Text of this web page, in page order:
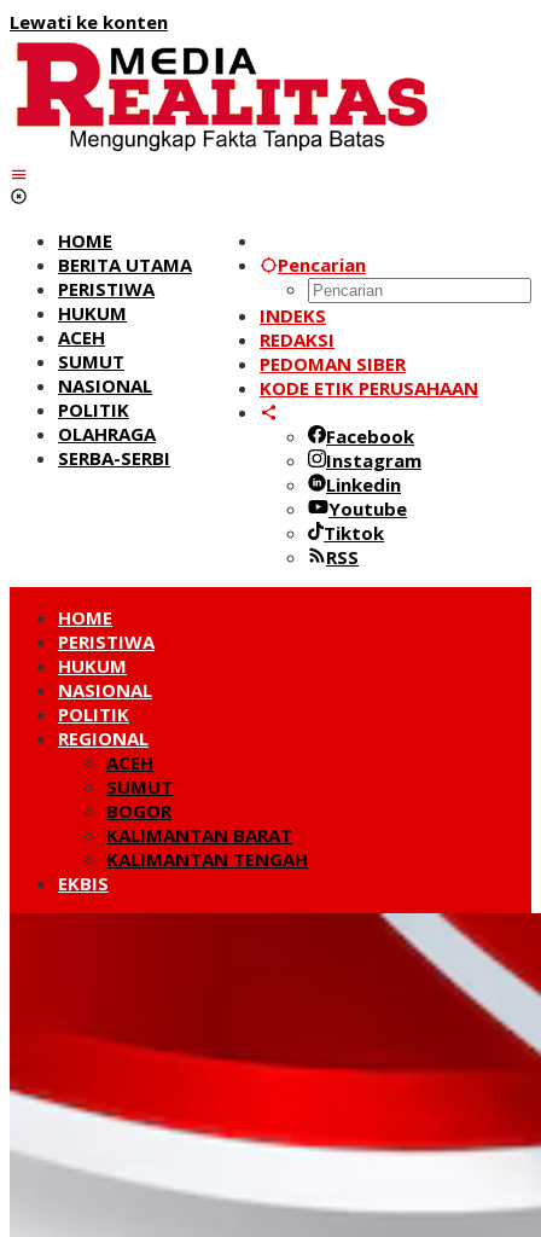
Lewati ke konten
Pencarian
INDEKS
REDAKSI
PEDOMAN SIBER
KODE ETIK PERUSAHAAN
Facebook
Instagram
Linkedin
Youtube
Tiktok
RSS
HOME
BERITA UTAMA
PERISTIWA
HUKUM
ACEH
SUMUT
NASIONAL
POLITIK
OLAHRAGA
SERBA-SERBI
HOME
PERISTIWA
HUKUM
NASIONAL
POLITIK
REGIONAL
ACEH
SUMUT
BOGOR
KALIMANTAN BARAT
KALIMANTAN TENGAH
EKBIS